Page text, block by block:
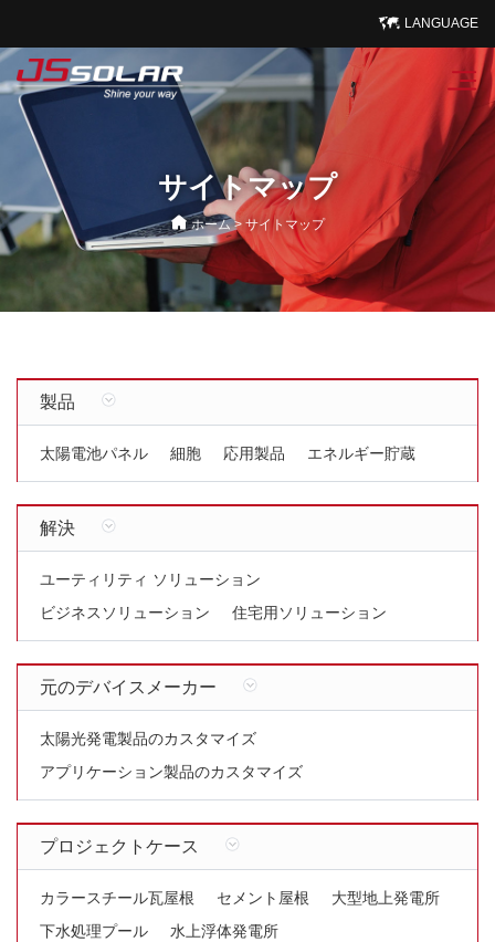
LANGUAGE
サイトマップ
ホーム> サイトマップ
製品
太陽電池パネル 細胞 応用製品 エネルギー貯蔵
解決
ユーティリティ ソリューション
ビジネスソリューション
住宅用ソリューション
元のデバイスメーカー
太陽光発電製品のカスタマイズ
アプリケーション製品のカスタマイズ
プロジェクトケース
カラースチール瓦屋根 セメント屋根
大型地上発電所
下水処理プール
水上浮体発電所